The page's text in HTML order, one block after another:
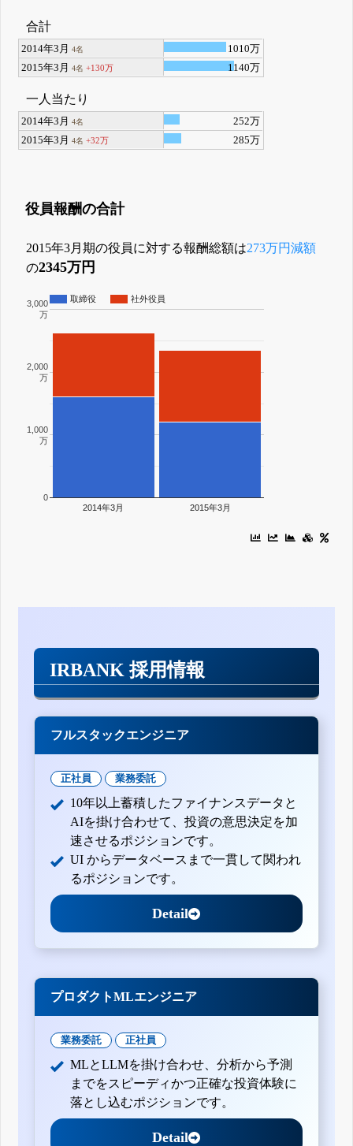
合計
2014年3月4名
1010万
2015年3月4名 +130万 1140万
一人当たり
2014年3月4名
252万
2015年3月4名 +32万 285万
役員報酬の合計
2015年3月期の役員に対する報酬総額は273万円減額
の2345万円
取締役 社外役員
2014年3月 2015年3月
0
1,000
万
2,000
万
3,000
万
IRBANK 採用情報
フルスタックエンジニア
正社員 業務委託
10年以上蓄積したファイナンスデータと
AIを掛け合わせて、投資の意思決定を加
速させるポジションです。
UI からデータベースまで一貫して関われ
るポジションです。
Detail
プロダクトMLエンジニア
業務委託 正社員
MLとLLMを掛け合わせ、分析から予測
までをスピーディかつ正確な投資体験に
落とし込むポジションです。
Detail